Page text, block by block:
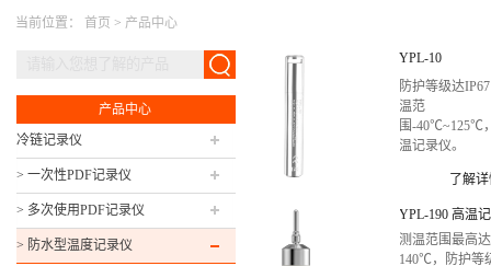
当前位置： 首页 > 产品中心
产品中心
冷链记录仪
> 一次性PDF记录仪
> 多次使用PDF记录仪
> 防水型温度记录仪
YPL-10
防护等级达
温范
围-40℃~125℃
温记录仪。
了解
YPL-190 高温
测温范围最高达
140℃，防护等